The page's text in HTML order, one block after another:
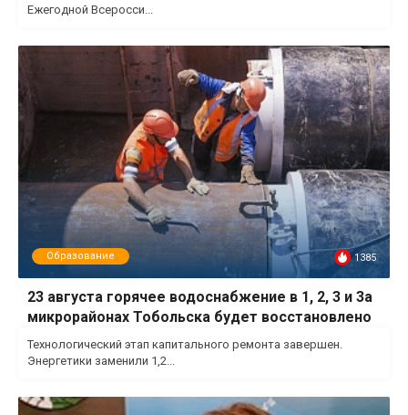
Ежегодной Всеросси...
Образование 1385
23 августа горячее водоснабжение в 1, 2, 3 и 3а
микрорайонах Тобольска будет восстановлено
Технологический этап капитального ремонта завершен.
Энергетики заменили 1,2...